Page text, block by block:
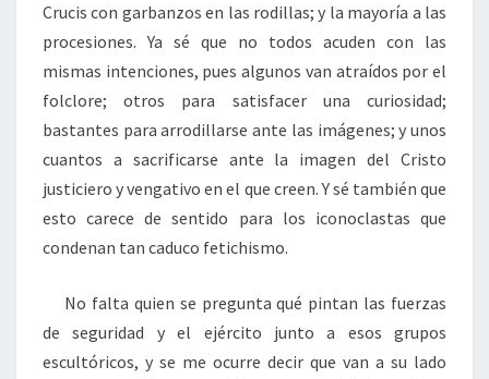
Crucis con garbanzos en las rodillas; y la mayoría a las
procesiones. Ya sé que no todos acuden con las
mismas intenciones, pues algunos van atraídos por el
folclore; otros para satisfacer una curiosidad;
bastantes para arrodillarse ante las imágenes; y unos
cuantos a sacrificarse ante la imagen del Cristo
justiciero y vengativo en el que creen. Y sé también que
esto carece de sentido para los iconoclastas que
condenan tan caduco fetichismo.
No falta quien se pregunta qué pintan las fuerzas
de seguridad y el ejército junto a esos grupos
escultóricos, y se me ocurre decir que van a su lado